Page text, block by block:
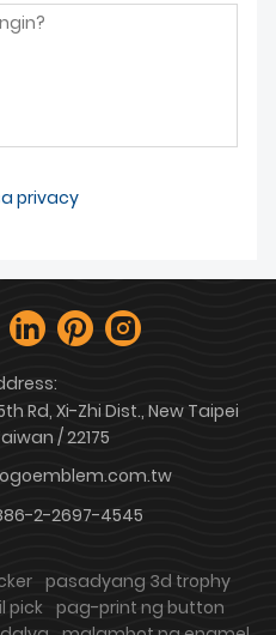
privacy
Rd, Xi-Zhi Dist., New Taipei
/ 22175
2-2697-4545
pasadyang 3d trophy
pick pag-print ng button